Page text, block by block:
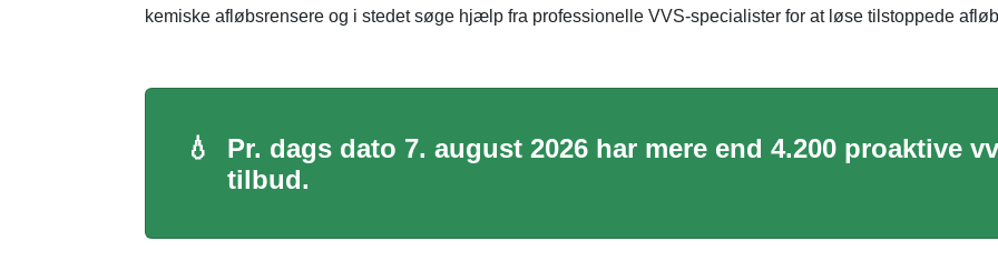
kemiske afløbsrensere og i stedet søge hjælp fra professionelle VVS-specialister for at løse tilstoppede
💧 Pr. dags dato 7. august 2026 har mere end 4.200 proaktive
tilbud.